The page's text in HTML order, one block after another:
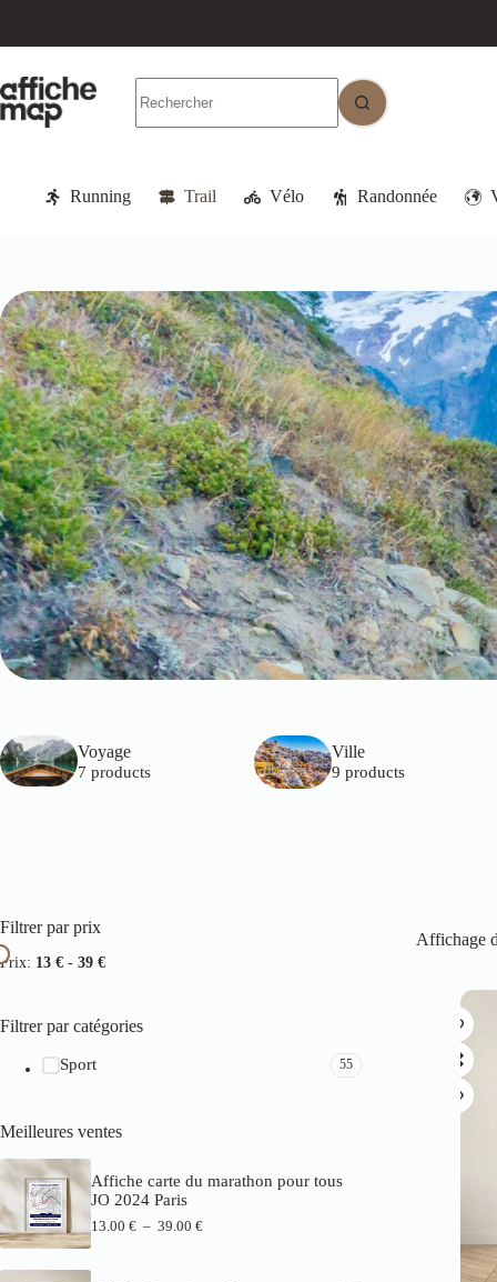
Running Trail Vélo Randonnée
Voyage
7 products
Ville
9 products
Affichage
Filtrer par prix
Prix: 13 € - 39 €
Filtrer par catégories
Sport 55
Meilleures ventes
Affiche carte du marathon pour tous
JO 2024 Paris
13.00 € – 39.00 €